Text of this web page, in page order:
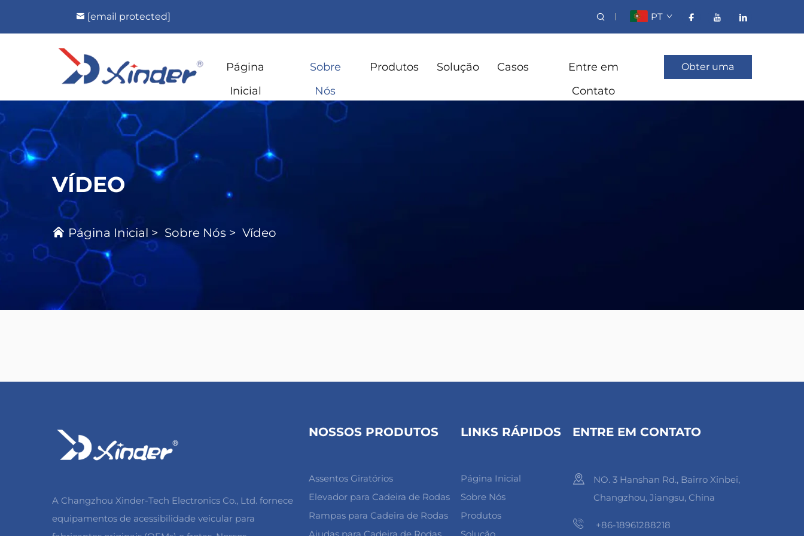
[email protected] PT
Página
Inicial
Sobre
Nós
Produtos Solução Casos
Entre em
Contato
Obter uma
VÍDEO
Página Inicial > Sobre Nós > Vídeo
A Changzhou Xinder-Tech Electronics Co., Ltd. fornece
equipamentos de acessibilidade veicular para
NOSSOS PRODUTOS
Assentos Giratórios
Elevador para Cadeira de Rodas
Rampas para Cadeira de Rodas
LINKS RÁPIDOS
Página Inicial
Sobre Nós
Produtos
ENTRE EM CONTATO
NO. 3 Hanshan Rd., Bairro Xinbei,
Changzhou, Jiangsu, China
+86-18961288218